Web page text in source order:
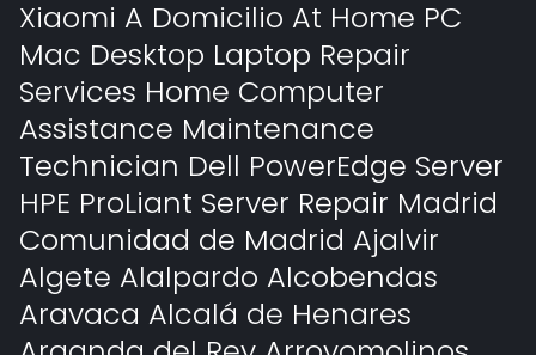
Xiaomi A Domicilio At Home PC
Mac Desktop Laptop Repair
Services Home Computer
Assistance Maintenance
Technician Dell PowerEdge Server
HPE ProLiant Server Repair Madrid
Comunidad de Madrid Ajalvir
Algete Alalpardo Alcobendas
Aravaca Alcalá de Henares